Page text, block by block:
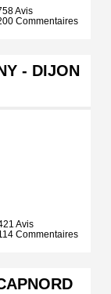
Avis
Commentaires
- DIJON
Avis
Commentaires